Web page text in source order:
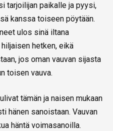
tarjoilijan paikalle ja pyysi,
kanssa toiseen pöytään.
ulos sinä iltana
hetken, eikä
jos oman vauvan sijasta
toisen vauva.
tämän ja naisen mukaan
hänen sanoistaan. Vauvan
häntä voimasanoilla.